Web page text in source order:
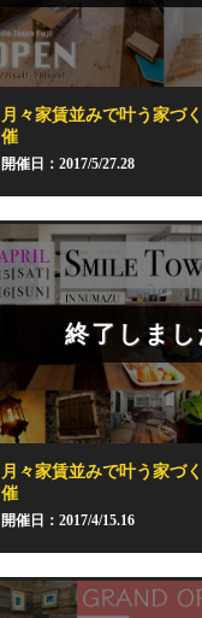
月々家賃並みで叶う家づ
催
開催日：2017/5/27.28
終了しまし
月々家賃並みで叶う家づ
催
開催日：2017/4/15.16